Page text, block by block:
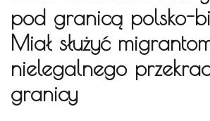
pod granicą polsko-
Miał służyć
nielegalnego
granicy